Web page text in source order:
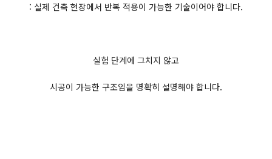
: 실제 건축 현장에서 반복 적용이 가능한 기술이어야 합니다.
실험 단계에 그치지 않고
시공이 가능한 구조임을 명확히 설명해야 합니다.